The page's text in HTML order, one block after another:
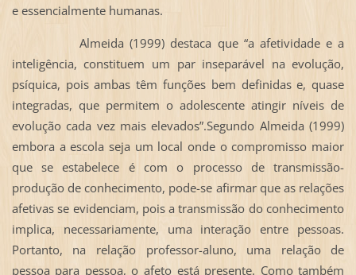
e essencialmente humanas.
Almeida (1999) destaca que “a afetividade e a
inteligência, constituem um par inseparável na evolução,
psíquica, pois ambas têm funções bem definidas e, quase
integradas, que permitem o adolescente atingir níveis de
evolução cada vez mais elevados”.Segundo Almeida (1999)
embora a escola seja um local onde o compromisso maior
que se estabelece é com o processo de transmissão-
produção de conhecimento, pode-se afirmar que as relações
afetivas se evidenciam, pois a transmissão do conhecimento
implica, necessariamente, uma interação entre pessoas.
Portanto, na relação professor-aluno, uma relação de
pessoa para pessoa, o afeto está presente. Como também